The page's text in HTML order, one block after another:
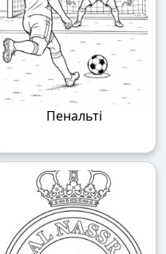
Пенальті